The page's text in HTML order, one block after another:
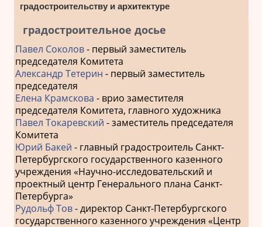
градостроительству и архитектуре
градостроительное досье
Павел Соколов- первый заместитель
председателя Комитета
Александр Тетерин - первый заместитель
председателя
Елена Крамскова - врио заместителя
председателя Комитета, главного художника
Павел Токаревский - заместитель председателя
Комитета
Юрий Бакей - главный градостроитель Санкт-
Петербургского государственного казенного
учреждения «Научно-исследовательский и
проектный центр Генерального плана Санкт-
Петербурга»
Рудольф Тов- директор Санкт-Петербургского
государственного казенного учреждения «Центр